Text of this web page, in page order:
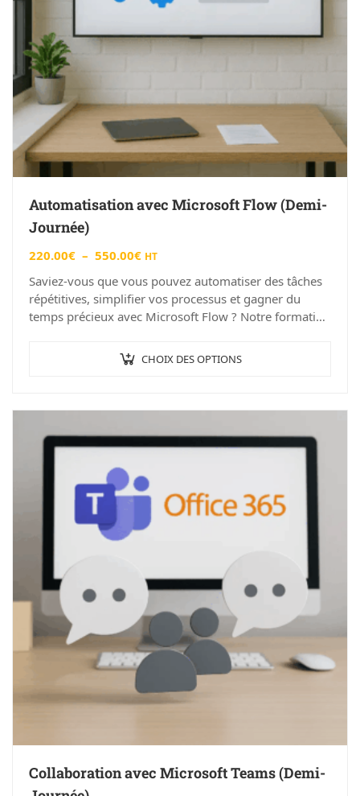
Automatisation avec Microsoft Flow (Demi-
Journée)
220.00€ – 550.00€ HT
Saviez-vous que vous pouvez automatiser des tâches
répétitives, simplifier vos processus et gagner du
temps précieux avec Microsoft Flow ? Notre formation
CHOIX DES OPTIONS
Collaboration avec Microsoft Teams (Demi-